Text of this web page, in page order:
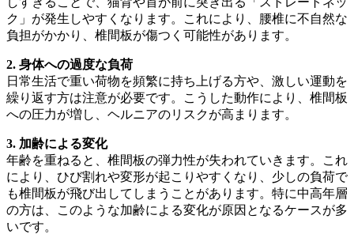
ク」が発生しやすくなります。これにより、腰椎に不自然な
負担がかかり、椎間板が傷つく可能性があります。
2. 身体への過度な負荷
日常生活で重い荷物を頻繁に持ち上げる方や、激しい運動を
繰り返す方は注意が必要です。こうした動作により、椎間板
への圧力が増し、ヘルニアのリスクが高まります。
3. 加齢による変化
年齢を重ねると、椎間板の弾力性が失われていきます。これ
により、ひび割れや変形が起こりやすくなり、少しの負荷で
も椎間板が飛び出してしまうことがあります。特に中高年層
の方は、このような加齢による変化が原因となるケースが多
いです。